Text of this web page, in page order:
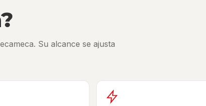
Su alcance se ajusta